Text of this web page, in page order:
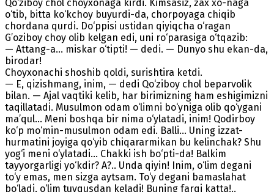
Qo‘ziboy chol choyxonaga kirdi. Kimsasiz, zax xo-naga
o‘tib, bitta ko‘kchoy buyurdi-da, chorpoyaga chiqib
chordana qurdi. Do‘ppisi ustidan qiyiqcha o‘ragan
G’oziboy choy olib kelgan edi, uni ro‘parasiga o‘tqazib:
— Attang-a... miskar o‘tipti! — dedi. — Dunyo shu ekan-da,
birodar!
Choyxonachi shoshib qoldi, surishtira ketdi.
— E, qizishmang, inim, — dedi Qo‘ziboy chol beparvolik
bilan. — Ajal vaqtiki kelib, har birimizning ham eshigimizni
taqillatadi. Musulmon odam o‘limni bo‘yniga olib qo‘ygani
ma’qul... Meni boshqa bir nima o‘ylatadi, inim! Qodirboy
ko‘p mo‘min-musulmon odam edi. Balli... Uning izzat-
hurmatini joyiga qo‘yib chiqararmikan bu kelinchak? Shu
yog‘i meni o‘ylatadi... Chakki ish bo‘pti-da! Balkim
tayyorgarligi yo‘kdir? A?.. Unda qiyin! Inim, o‘lim degani
to‘y emas, men sizga aytsam. To‘y degani bamaslahat
bo‘ladi, o‘lim tuyqusdan keladi! Buning farqi katta!..